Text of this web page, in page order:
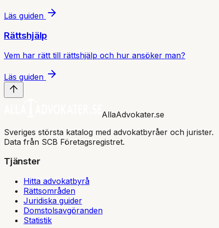
Läs guiden
Rättshjälp
Vem har rätt till rättshjälp och hur ansöker man?
Läs guiden
AllaAdvokater.se
Sveriges största katalog med advokatbyråer och jurister.
Data från SCB Företagsregistret.
Tjänster
Hitta advokatbyrå
Rättsområden
Juridiska guider
Domstolsavgöranden
Statistik